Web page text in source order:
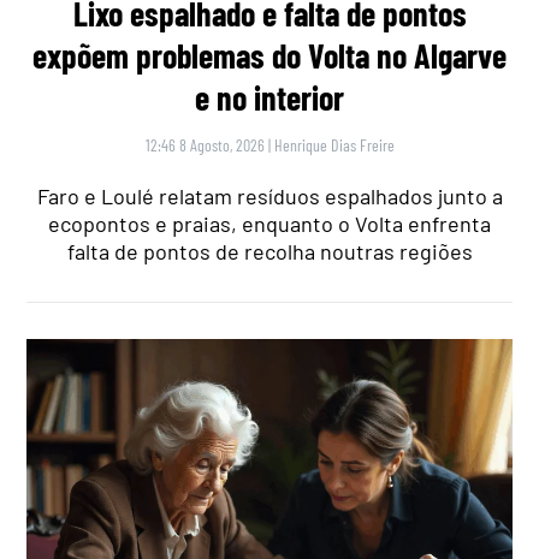
Lixo espalhado e falta de pontos
expõem problemas do Volta no Algarve
e no interior
12:46 8 Agosto, 2026 | Henrique Dias Freire
Faro e Loulé relatam resíduos espalhados junto a
ecopontos e praias, enquanto o Volta enfrenta
falta de pontos de recolha noutras regiões